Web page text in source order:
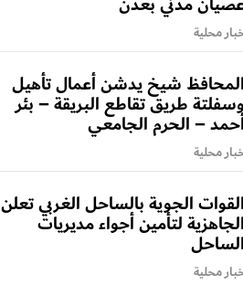
محلية
المحافظ شيخ يدشن أعمال تأهيل
وسفلتة طريق تقاطع البريقة – بئر
– الحرم الجامعي
محلية
القوات الجوية بالساحل الغربي تعلن
الجاهزية لتأمين أجواء مديريات
الساحل
محلية